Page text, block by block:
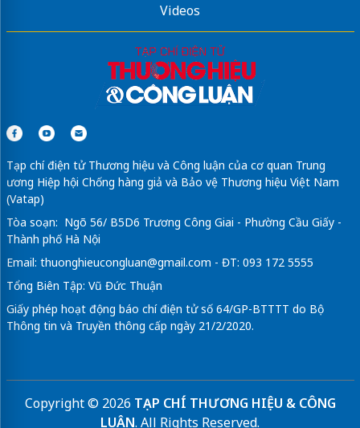
Videos
Tạp chí điện tử Thương hiệu và Công luận của cơ quan Trung
ương Hiệp hội Chống hàng giả và Bảo vệ Thương hiệu Việt Nam
(Vatap)
Tòa soạn: Ngõ 56/ B5D6 Trương Công Giai - Phường Cầu Giấy -
Thành phố Hà Nội
Email: thuonghieucongluan@gmail.com - ĐT: 093 172 5555
Tổng Biên Tập: Vũ Đức Thuận
Giấy phép hoạt động báo chí điện tử số 64/GP-BTTTT do Bộ
Thông tin và Truyền thông cấp ngày 21/2/2020.
Copyright © 2026 TẠP CHÍ THƯƠNG HIỆU & CÔNG
LUẬN. All Rights Reserved.